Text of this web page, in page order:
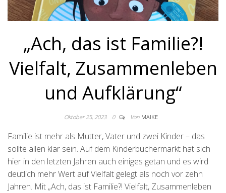
„Ach, das ist Familie?!
Vielfalt, Zusammenleben
und Aufklärung“
Oktober 25, 2023 0 Von MAIKE
Familie ist mehr als Mutter, Vater und zwei Kinder – das
sollte allen klar sein. Auf dem Kinderbüchermarkt hat sich
hier in den letzten Jahren auch einiges getan und es wird
deutlich mehr Wert auf Vielfalt gelegt als noch vor zehn
Jahren. Mit „Ach, das ist Familie?! Vielfalt, Zusammenleben